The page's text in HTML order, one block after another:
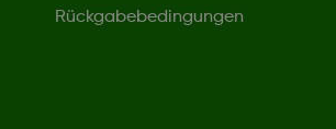
Rückgabebedingungen